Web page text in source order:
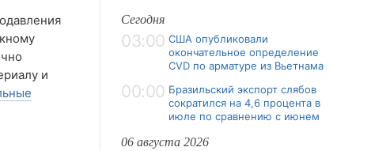
и
Сегодня
03:00 США опубликовали
окончательное определение
CVD по арматуре из Вьетнама
00:00 Бразильский экспорт слябов
сократился на 4,6 процента в
июле по сравнению с июнем
06 августа 2026